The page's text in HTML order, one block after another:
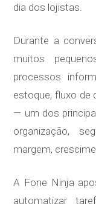
dia dos lojistas.
Durante a
muitos
processos
estoque, fluxo de
— um dos
organização,
margem,
A Fone Ninja
automatizar